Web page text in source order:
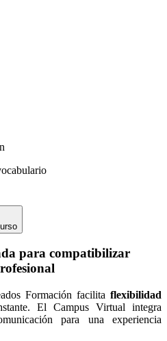
para compatibilizar
Formación facilita flexibilidad
El Campus Virtual integra
para una experiencia